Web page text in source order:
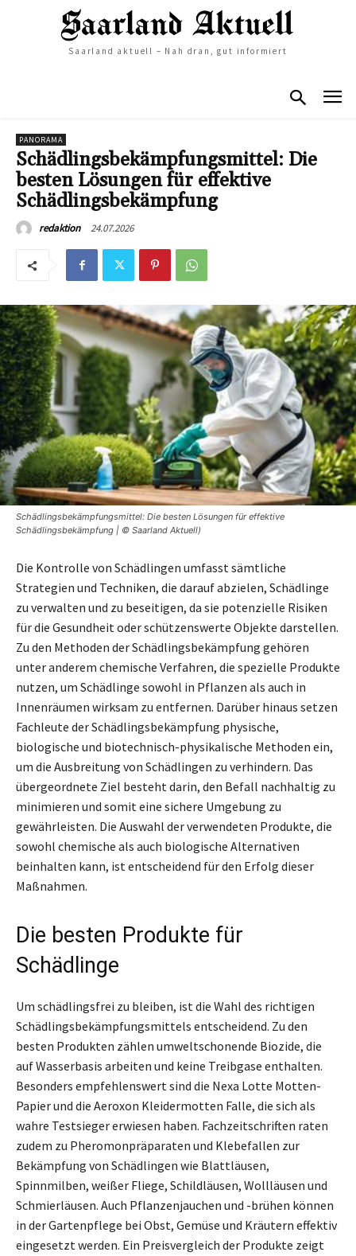
Saarland aktuell – Nah dran, gut informiert
PANORAMA
Schädlingsbekämpfungsmittel: Die
besten Lösungen für effektive
Schädlingsbekämpfung
redaktion 24.07.2026
Schädlingsbekämpfungsmittel: Die besten Lösungen für effektive
Schädlingsbekämpfung | © Saarland Aktuell)
Die Kontrolle von Schädlingen umfasst sämtliche
Strategien und Techniken, die darauf abzielen, Schädlinge
zu verwalten und zu beseitigen, da sie potenzielle Risiken
für die Gesundheit oder schützenswerte Objekte darstellen.
Zu den Methoden der Schädlingsbekämpfung gehören
unter anderem chemische Verfahren, die spezielle Produkte
nutzen, um Schädlinge sowohl in Pflanzen als auch in
Innenräumen wirksam zu entfernen. Darüber hinaus setzen
Fachleute der Schädlingsbekämpfung physische,
biologische und biotechnisch-physikalische Methoden ein,
um die Ausbreitung von Schädlingen zu verhindern. Das
übergeordnete Ziel besteht darin, den Befall nachhaltig zu
minimieren und somit eine sichere Umgebung zu
gewährleisten. Die Auswahl der verwendeten Produkte, die
sowohl chemische als auch biologische Alternativen
beinhalten kann, ist entscheidend für den Erfolg dieser
Maßnahmen.
Die besten Produkte für
Schädlinge
Um schädlingsfrei zu bleiben, ist die Wahl des richtigen
Schädlingsbekämpfungsmittels entscheidend. Zu den
besten Produkten zählen umweltschonende Biozide, die
auf Wasserbasis arbeiten und keine Treibgase enthalten.
Besonders empfehlenswert sind die Nexa Lotte Motten-
Papier und die Aeroxon Kleidermotten Falle, die sich als
wahre Testsieger erwiesen haben. Fachzeitschriften raten
zudem zu Pheromonpräparaten und Klebefallen zur
Bekämpfung von Schädlingen wie Blattläusen,
Spinnmilben, weißer Fliege, Schildläusen, Wollläusen und
Schmierläusen. Auch Pflanzenjauchen und -brühen können
in der Gartenpflege bei Obst, Gemüse und Kräutern effektiv
eingesetzt werden. Ein Preisvergleich der Produkte zeigt